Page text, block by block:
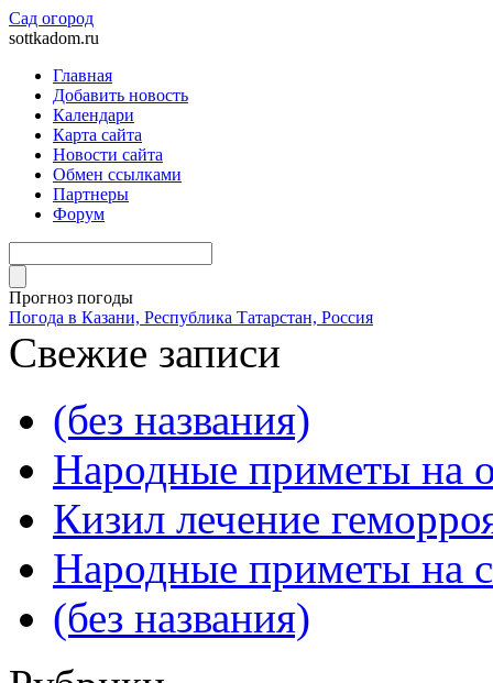
Сад огород
sottkadom.ru
Главная
Добавить новость
Календари
Карта сайта
Новости сайта
Обмен ссылками
Партнеры
Форум
Прогноз погоды
Погода в Казани, Республика Татарстан, Россия
Свежие записи
(без названия)
Народные приметы на
Кизил лечение
Народные приметы на
(без названия)